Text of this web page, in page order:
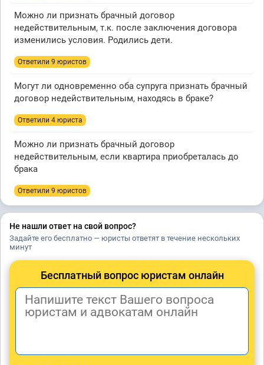
Можно ли признать брачный договор
недействительным, т.к. после заключения договора
изменились условия. Родились дети.
Ответили 9 юристов
Могут ли одновременно оба супруга признать брачный
договор недействительным, находясь в браке?
Ответили 4 юристa
Можно ли признать брачный договор
недействительным, если квартира приобреталась до
брака
Ответили 9 юристов
Не нашли ответ на свой вопрос?
Задайте его бесплатно — юристы ответят в течение нескольких
минут
Бесплатный вопрос юристам онлайн